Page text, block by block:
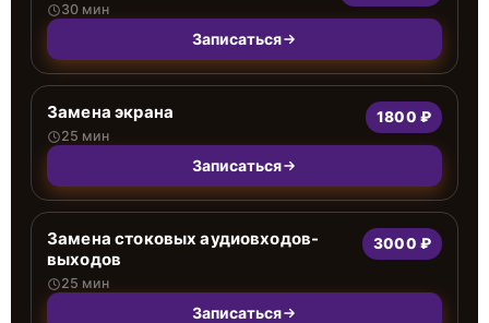
30 мин
Записаться
Замена экрана
25 мин
1800 ₽
Записаться
Замена стоковых аудиовходов-
выходов
25 мин
3000 ₽
Записаться